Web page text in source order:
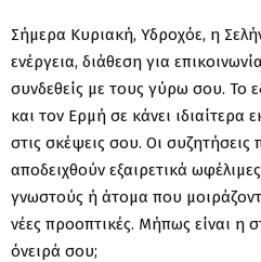
Σήμερα Κυριακή, Υδροχόε, η
ενέργεια, διάθεση για
συνδεθείς με τους γύρω σου. Το
και τον Ερμή σε κάνει ιδιαίτερα
στις σκέψεις σου. Οι συζητήσεις
αποδειχθούν εξαιρετικά
γνωστούς ή άτομα που
νέες προοπτικές. Μήπως είναι η
όνειρά σου;